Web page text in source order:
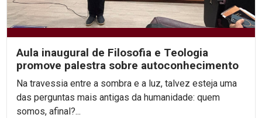
Aula inaugural de Filosofia e Teologia
promove palestra sobre autoconhecimento
Na travessia entre a sombra e a luz, talvez esteja uma
das perguntas mais antigas da humanidade: quem
somos, afinal?...